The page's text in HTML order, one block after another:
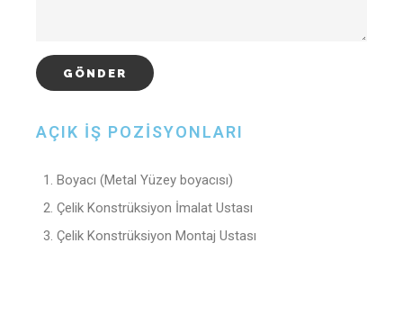
AÇIK İŞ POZİSYONLARI
Boyacı (Metal Yüzey boyacısı)
Çelik Konstrüksiyon İmalat Ustası
Çelik Konstrüksiyon Montaj Ustası